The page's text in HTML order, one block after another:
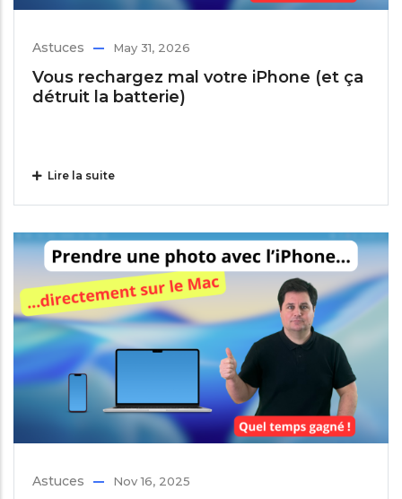
Astuces May 31, 2026
Vous rechargez mal votre iPhone (et ça
détruit la batterie)
Lire la suite
Astuces Nov 16, 2025